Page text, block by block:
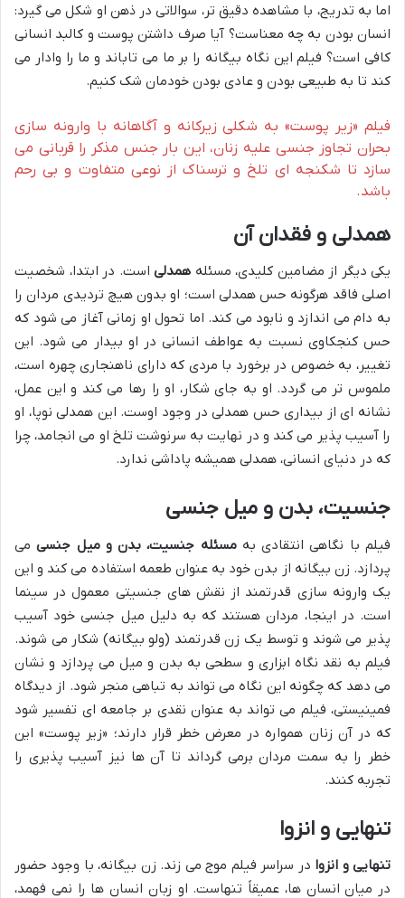
اما به تدریج، با مشاهده دقیق تر، سوالاتی در ذهن او شکل می گیرد:
انسان بودن به چه معناست؟ آیا صرف داشتن پوست و کالبد انسانی
کافی است؟ فیلم این نگاه بیگانه را بر ما می تاباند و ما را وادار می
کند تا به طبیعی بودن و عادی بودن خودمان شک کنیم.
فیلم «زیر پوست» به شکلی زیرکانه و آگاهانه با وارونه سازی
بحران تجاوز جنسی علیه زنان، این بار جنس مذکر را قربانی می
سازد تا شکنجه ای تلخ و ترسناک از نوعی متفاوت و بی رحم
باشد.
همدلی و فقدان آن
یکی دیگر از مضامین کلیدی، مسئله همدلی است. در ابتدا، شخصیت
اصلی فاقد هرگونه حس همدلی است؛ او بدون هیچ تردیدی مردان را
به دام می اندازد و نابود می کند. اما تحول او زمانی آغاز می شود که
حس کنجکاوی نسبت به عواطف انسانی در او بیدار می شود. این
تغییر، به خصوص در برخورد با مردی که دارای ناهنجاری چهره است،
ملموس تر می گردد. او به جای شکار، او را رها می کند و این عمل،
نشانه ای از بیداری حس همدلی در وجود اوست. این همدلی نوپا، او
را آسیب پذیر می کند و در نهایت به سرنوشت تلخ او می انجامد، چرا
که در دنیای انسانی، همدلی همیشه پاداشی ندارد.
جنسیت، بدن و میل جنسی
فیلم با نگاهی انتقادی بهمسئله جنسیت، بدن و میل جنسیمی
پردازد. زن بیگانه از بدن خود به عنوان طعمه استفاده می کند و این
یک وارونه سازی قدرتمند از نقش های جنسیتی معمول در سینما
است. در اینجا، مردان هستند که به دلیل میل جنسی خود آسیب
پذیر می شوند و توسط یک زن قدرتمند (ولو بیگانه) شکار می شوند.
فیلم به نقد نگاه ابزاری و سطحی به بدن و میل می پردازد و نشان
می دهد که چگونه این نگاه می تواند به تباهی منجر شود. از دیدگاه
فمینیستی، فیلم می تواند به عنوان نقدی بر جامعه ای تفسیر شود
که در آن زنان همواره در معرض خطر قرار دارند؛ «زیر پوست» این
خطر را به سمت مردان برمی گرداند تا آن ها نیز آسیب پذیری را
تجربه کنند.
تنهایی و انزوا
تنهایی و انزوا در سراسر فیلم موج می زند. زن بیگانه، با وجود حضور
در میان انسان ها، عمیقاً تنهاست. او زبان انسان ها را نمی فهمد،